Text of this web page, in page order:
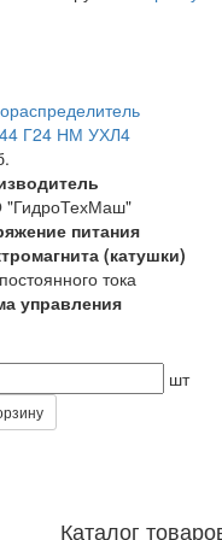
Г24 НМ УХЛ4
питания
(катушки)
тока
управления
шт
Каталог